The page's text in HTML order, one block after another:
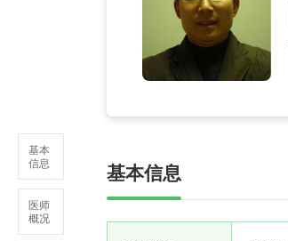
基本
信息
医师
概况
基本信息